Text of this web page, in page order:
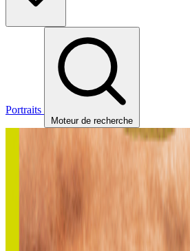
Portraits
Moteur de recherche